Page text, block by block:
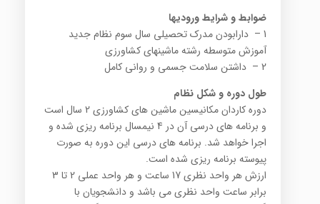
ضوابط و شرایط ورودیها
1 – دارابودن مدرک تحصیلی سال سوم نظام جدید
آموزش متوسطه رشته ماشینهای کشاورزی
2 – داشتن سلامت جسمی و روانی کامل
طول دوره و شکل نظام
دوره کاردان مکانیسین ماشین های کشاورزی 2 سال است
و برنامه های درسی آن در 4 نیمسال برنامه ریزی شده و
اجرا خواهد شد. برنامه های درسی این دوره به صورت
پیوسته برنامه ریزی شده است.
ارزش هر واحد نظری 17 ساعت و هر واحد عملی 2 تا 3
برابر ساعت واحد نظری می باشد و دانشجویان با